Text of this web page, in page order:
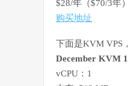
$28/年（$70/3年）
购买地址
下面是KVM VPS，
December KVM 1
vCPU：1